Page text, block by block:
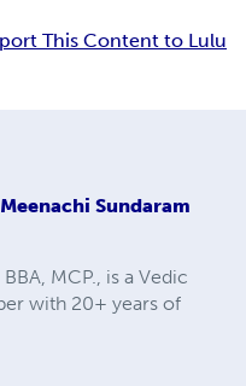
This Content to Lulu
Sundaram
MCP., is a Vedic
with 20+ years of